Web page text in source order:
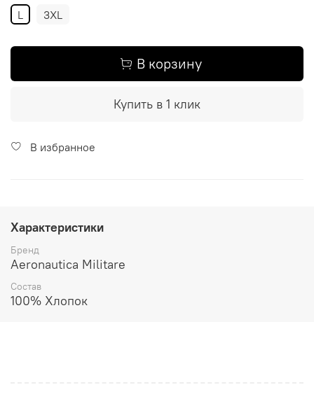
L 3XL
В корзину
Купить в 1 клик
В избранное
Характеристики
Бренд
Aeronautica Militare
Состав
100% Хлопок